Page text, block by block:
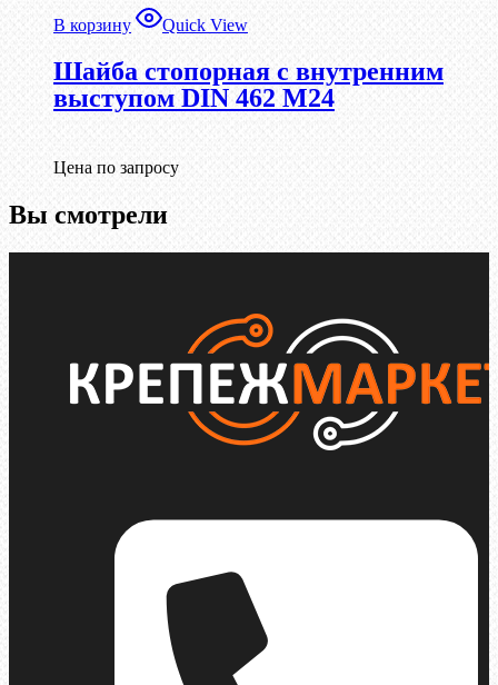
В корзину Quick View
Шайба стопорная с внутренним
выступом DIN 462 М24
Цена по запросу
Вы смотрели